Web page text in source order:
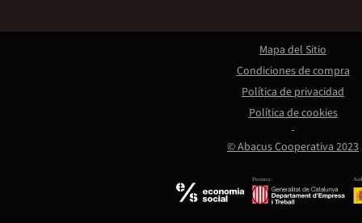
Promou:
© Abacus Cooperativa 2023
Mapa del Sitio
Condiciones de compra
Política de privacidad
Política de cookies